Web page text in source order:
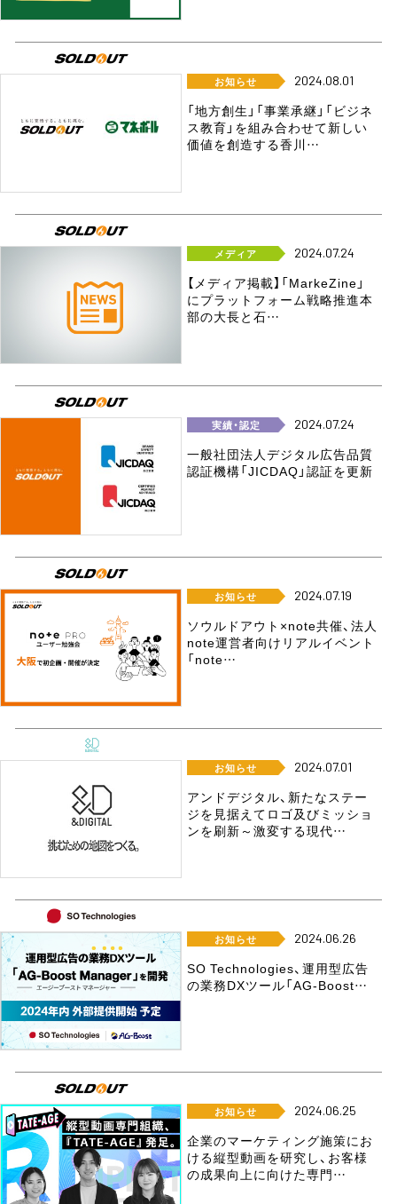
お知らせ 2024.08.01
「地方創生」「事業承継」「ビジネ
ス教育」を組み合わせて新しい
価値を創造する香川…
メディア 2024.07.24
【メディア掲載】「MarkeZine」
にプラットフォーム戦略推進本
部の大長と石…
実績・認定 2024.07.24
一般社団法人デジタル広告品質
認証機構「JICDAQ」認証を更新
お知らせ 2024.07.19
ソウルドアウト×note共催、法人
note運営者向けリアルイベント
「note…
お知らせ 2024.07.01
アンドデジタル、新たなステー
ジを見据えてロゴ及びミッショ
ンを刷新～激変する現代…
お知らせ 2024.06.26
SO Technologies、運用型広告
の業務DXツール「AG-Boost…
お知らせ 2024.06.25
企業のマーケティング施策にお
ける縦型動画を研究し、お客様
の成果向上に向けた専門…